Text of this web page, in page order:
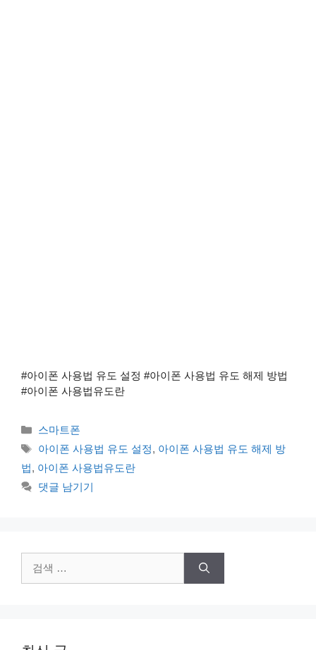
#아이폰 사용법 유도 설정 #아이폰 사용법 유도 해제 방법
#아이폰 사용법유도란
카
테
고
리
스마트폰
태
그
아이폰 사용법 유도 설정, 아이폰 사용법 유도 해제 방
법, 아이폰 사용법유도란
댓글 남기기